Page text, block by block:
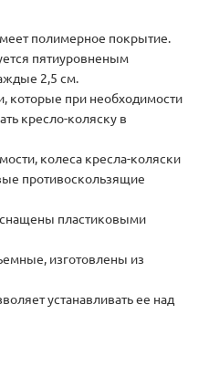
полимерное покрытие.
пятиуровненым
2,5 см.
которые при необходимости
кресло-коляску в
колеса кресла-коляски
противоскользящие
пластиковыми
изготовлены из
устанавливать ее над